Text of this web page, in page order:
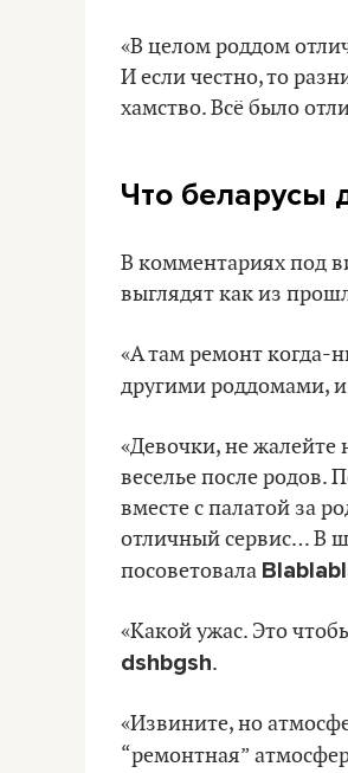
«В целом роддом
И если честно, то
хамство. Всё было
Что беларусы
В комментариях под
выглядят как из
«А там ремонт когда-
другими роддомами,
«Девочки, не жалейте
веселье после родов.
вместе с палатой за
отличный сервис… В
посоветовала
«Какой ужас. Это
dshbgsh.
«Извините, но
“ремонтная”